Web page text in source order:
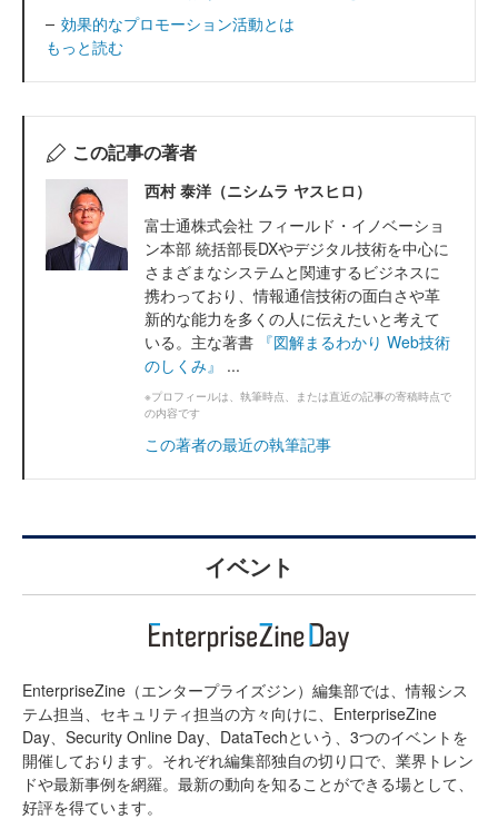
効果的なプロモーション活動とは
もっと読む
この記事の著者
西村 泰洋（ニシムラ ヤスヒロ）
富士通株式会社 フィールド・イノベーショ
ン本部 統括部長DXやデジタル技術を中心に
さまざまなシステムと関連するビジネスに
携わっており、情報通信技術の面白さや革
新的な能力を多くの人に伝えたいと考えて
いる。主な著書 『図解まるわかり Web技術
のしくみ』
...
※プロフィールは、執筆時点、または直近の記事の寄稿時点で
の内容です
この著者の最近の執筆記事
イベント
EnterpriseZine（エンタープライズジン）編集部では、情報シス
テム担当、セキュリティ担当の方々向けに、EnterpriseZine
Day、Security Online Day、DataTechという、3つのイベントを
開催しております。それぞれ編集部独自の切り口で、業界トレン
ドや最新事例を網羅。最新の動向を知ることができる場として、
好評を得ています。